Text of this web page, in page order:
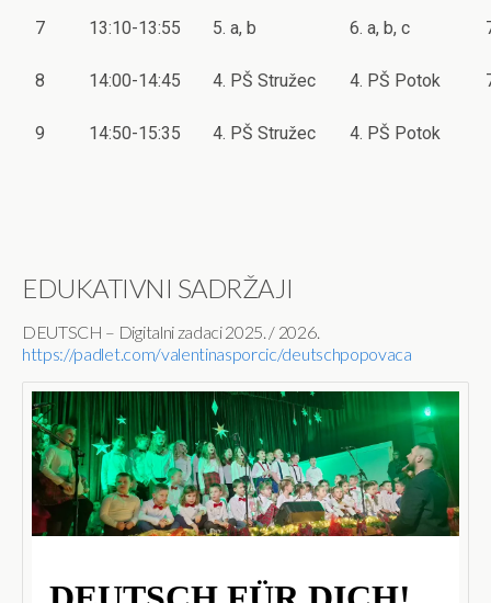
7 13:10-13:55 5. a, b 6. a, b, c
8 14:00-14:45 4. PŠ Stružec 4. PŠ Potok
9 14:50-15:35 4. PŠ Stružec 4. PŠ Potok
EDUKATIVNI SADRŽAJI
DEUTSCH – Digitalni zadaci 2025. / 2026.
https://padlet.com/valentinasporcic/deutschpopovaca